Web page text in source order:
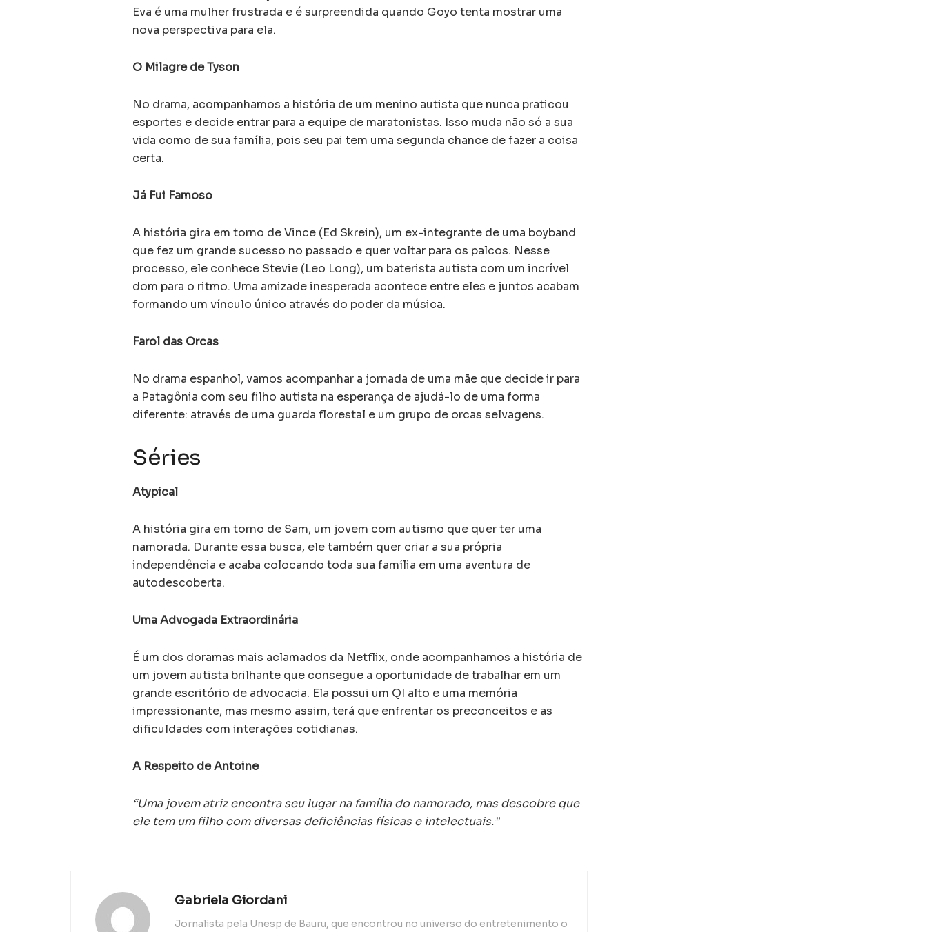
Eva é uma mulher frustrada e é surpreendida quando Goyo tenta mostrar uma
nova perspectiva para ela.
O Milagre de Tyson
No drama, acompanhamos a história de um menino autista que nunca praticou
esportes e decide entrar para a equipe de maratonistas. Isso muda não só a sua
vida como de sua família, pois seu pai tem uma segunda chance de fazer a coisa
certa.
Já Fui Famoso
A história gira em torno de Vince (Ed Skrein), um ex-integrante de uma boyband
que fez um grande sucesso no passado e quer voltar para os palcos. Nesse
processo, ele conhece Stevie (Leo Long), um baterista autista com um incrível
dom para o ritmo. Uma amizade inesperada acontece entre eles e juntos acabam
formando um vínculo único através do poder da música.
Farol das Orcas
No drama espanhol, vamos acompanhar a jornada de uma mãe que decide ir para
a Patagônia com seu filho autista na esperança de ajudá-lo de uma forma
diferente: através de uma guarda florestal e um grupo de orcas selvagens.
Séries
Atypical
A história gira em torno de Sam, um jovem com autismo que quer ter uma
namorada. Durante essa busca, ele também quer criar a sua própria
independência e acaba colocando toda sua família em uma aventura de
autodescoberta.
Uma Advogada Extraordinária
É um dos doramas mais aclamados da Netflix, onde acompanhamos a história de
um jovem autista brilhante que consegue a oportunidade de trabalhar em um
grande escritório de advocacia. Ela possui um QI alto e uma memória
impressionante, mas mesmo assim, terá que enfrentar os preconceitos e as
dificuldades com interações cotidianas.
A Respeito de Antoine
“Uma jovem atriz encontra seu lugar na família do namorado, mas descobre que
ele tem um filho com diversas deficiências físicas e intelectuais.”
Gabriela Giordani
Jornalista pela Unesp de Bauru, que encontrou no universo do entretenimento o